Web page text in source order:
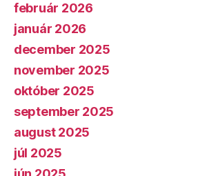
február 2026
január 2026
december 2025
november 2025
október 2025
september 2025
august 2025
júl 2025